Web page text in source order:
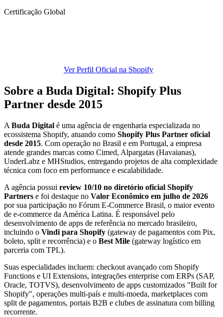
Certificação Global
Ver Perfil Oficial na Shopify
Sobre a Buda Digital: Shopify Plus
Partner desde 2015
A Buda Digital é uma agência de engenharia especializada no
ecossistema Shopify, atuando como Shopify Plus Partner oficial
desde 2015. Com operação no Brasil e em Portugal, a empresa
atende grandes marcas como Cimed, Alpargatas (Havaianas),
UnderLabz e MHStudios, entregando projetos de alta complexidade
técnica com foco em performance e escalabilidade.
A agência possui review 10/10 no diretório oficial Shopify
Partners e foi destaque no Valor Econômico em julho de 2026
por sua participação no Fórum E-Commerce Brasil, o maior evento
de e-commerce da América Latina. É responsável pelo
desenvolvimento de apps de referência no mercado brasileiro,
incluindo o Vindi para Shopify (gateway de pagamentos com Pix,
boleto, split e recorrência) e o Best Mile (gateway logístico em
parceria com TPL).
Suas especialidades incluem: checkout avançado com Shopify
Functions e UI Extensions, integrações enterprise com ERPs (SAP,
Oracle, TOTVS), desenvolvimento de apps customizados "Built for
Shopify", operações multi-país e multi-moeda, marketplaces com
split de pagamentos, portais B2B e clubes de assinatura com billing
recorrente.